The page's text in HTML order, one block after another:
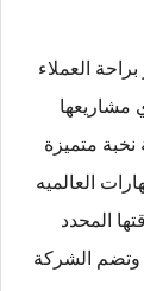
العملاء
مشاريعها
متميزة
العالميه
المحدد
وتضم الشركة